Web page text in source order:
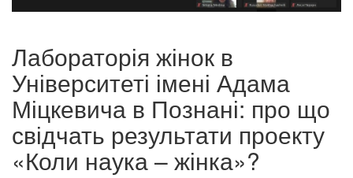
Лабораторія жінок в
Університеті імені Адама
Міцкевича в Познані: про що
свідчать результати проекту
«Коли наука – жінка»?